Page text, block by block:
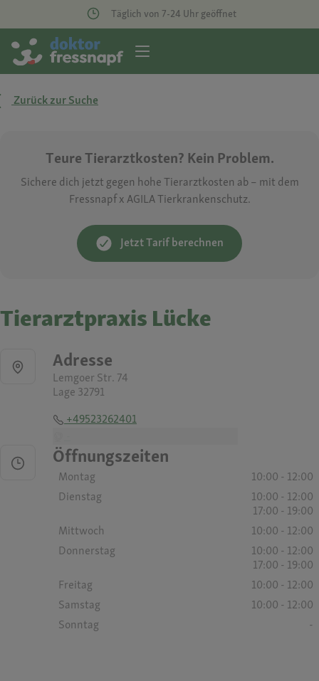
Täglich von 7-24 Uhr geöffnet
Zurück zur Suche
Teure Tierarztkosten? Kein Problem.
Sichere dich jetzt gegen hohe Tierarztkosten ab – mit dem
Fressnapf x AGILA Tierkrankenschutz.
Jetzt Tarif berechnen
Tierarztpraxis Lücke
Adresse
Lemgoer Str. 74
Lage 32791
+49523262401
Öffnungszeiten
Montag
10:00 - 12:00
Dienstag
10:00 - 12:00
17:00 - 19:00
Mittwoch
10:00 - 12:00
Donnerstag
10:00 - 12:00
17:00 - 19:00
Freitag
10:00 - 12:00
Samstag
10:00 - 12:00
Sonntag
-